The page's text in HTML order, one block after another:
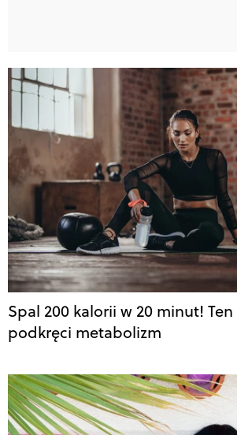
Spal 200 kalorii w 20 minut!
podkręci metabolizm